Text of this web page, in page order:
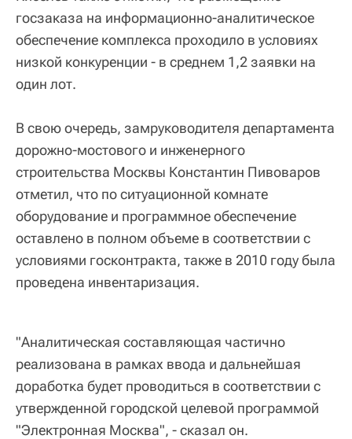
госзаказа на информационно-аналитическое
обеспечение комплекса проходило в условиях
низкой конкуренции - в среднем 1,2 заявки на
один лот.
В свою очередь, замруководителя департамента
дорожно-мостового и инженерного
строительства Москвы Константин Пивоваров
отметил, что по ситуационной комнате
оборудование и программное обеспечение
оставлено в полном объеме в соответствии с
условиями госконтракта, также в 2010 году была
проведена инвентаризация.
"Аналитическая составляющая частично
реализована в рамках ввода и дальнейшая
доработка будет проводиться в соответствии с
утвержденной городской целевой программой
"Электронная Москва", - сказал он.